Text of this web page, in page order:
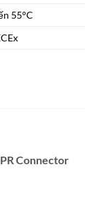
55°C
Connector